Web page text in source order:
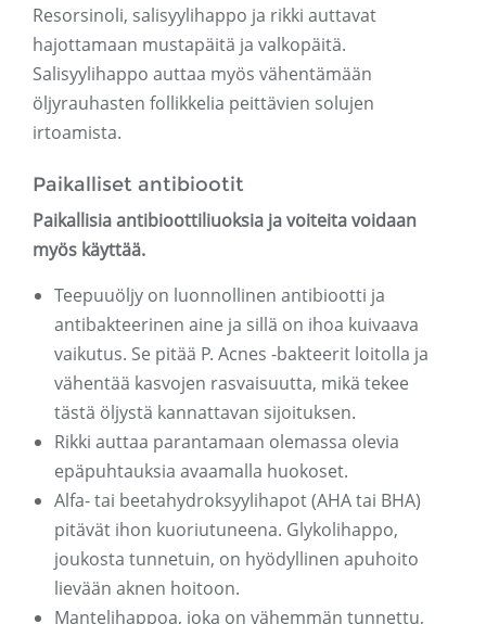
Resorsinoli, salisyylihappo ja rikki auttavat
hajottamaan mustapäitä ja valkopäitä.
Salisyylihappo auttaa myös vähentämään
öljyrauhasten follikkelia peittävien solujen
irtoamista.
Paikalliset antibiootit
Paikallisia antibioottiliuoksia ja voiteita voidaan
myös käyttää.
Teepuuöljy on luonnollinen antibiootti ja
antibakteerinen aine ja sillä on ihoa kuivaava
vaikutus. Se pitää P. Acnes -bakteerit loitolla ja
vähentää kasvojen rasvaisuutta, mikä tekee
tästä öljystä kannattavan sijoituksen.
Rikki auttaa parantamaan olemassa olevia
epäpuhtauksia avaamalla huokoset.
Alfa- tai beetahydroksyylihapot (AHA tai BHA)
pitävät ihon kuoriutuneena. Glykolihappo,
joukosta tunnetuin, on hyödyllinen apuhoito
lievään aknen hoitoon.
Mantelihappoa, joka on vähemmän tunnettu,